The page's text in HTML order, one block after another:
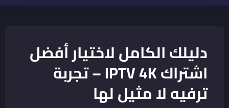
دليلك الكامل لاختيار أفضل
اشتراك IPTV 4K – تجربة
ترفيه لا مثيل لها